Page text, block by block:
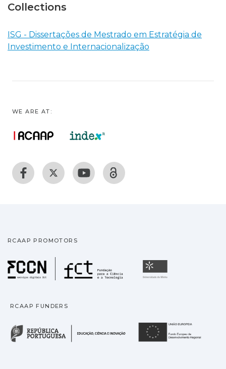
Collections
ISG - Dissertações de Mestrado em Estratégia de
Investimento e Internacionalização
WE ARE AT:
RCAAP PROMOTORS
Fundação para a
RCAAP FUNDERS
República Portuguesa